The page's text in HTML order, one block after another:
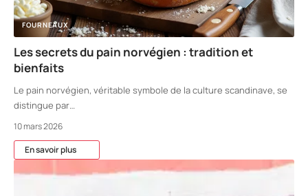
FOURNEAUX
Les secrets du pain norvégien : tradition et
bienfaits
Le pain norvégien, véritable symbole de la culture scandinave, se
distingue par…
10 mars 2026
En savoir plus